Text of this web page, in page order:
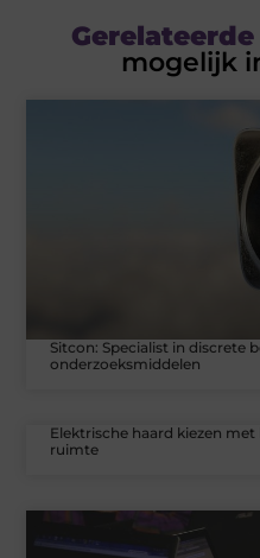
mogelijk
Sitcon: Specialist in discrete
onderzoeksmiddelen
Elektrische haard kiezen
ruimte